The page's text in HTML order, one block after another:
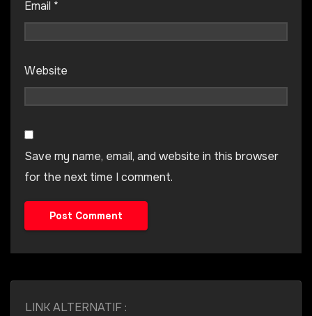
Email *
Website
Save my name, email, and website in this browser
for the next time I comment.
LINK ALTERNATIF :